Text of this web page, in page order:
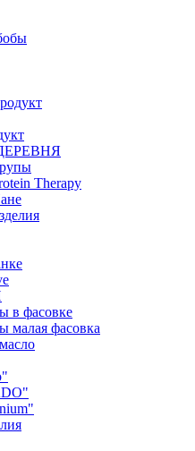
Therapy
в фасовке
малая фасовка